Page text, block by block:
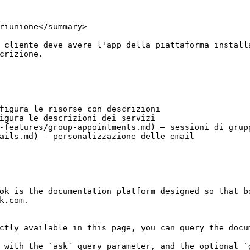
summary>
cliente deve avere l'app della piattaforma
le risorse con descrizioni
le descrizioni dei servizi
group-appointments.md) — sessioni di
— personalizzazione delle email
is the documentation platform designed so that
available in this page, you can query the
with the `ask` query parameter, and the optional